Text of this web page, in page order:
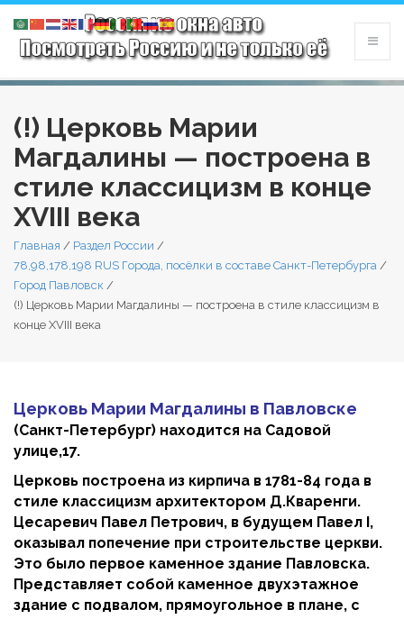
(!) Церковь Марии
Магдалины — построена в
стиле классицизм в конце
XVIII века
Главная / Раздел России /
78,98,178,198 RUS Города, посёлки в составе Санкт-Петербурга /
Город Павловск /
(!) Церковь Марии Магдалины — построена в стиле классицизм в
конце XVIII века
Церковь Марии Магдалины в Павловске
(Санкт-Петербург) находится на Садовой
улице,17.
Церковь построена из кирпича в 1781-84 года в
стиле классицизм архитектором Д.Кваренги.
Цесаревич Павел Петрович, в будущем Павел I,
оказывал попечение при строительстве церкви.
Это было первое каменное здание Павловска.
Представляет собой каменное двухэтажное
здание с подвалом, прямоугольное в плане, с